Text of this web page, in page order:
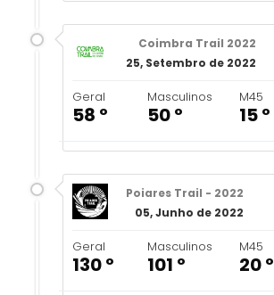
Coimbra Trail 2022
25, Setembro de 2022
Geral
58 º
Masculinos
50 º
M45
15 º
Poiares Trail - 2022
05, Junho de 2022
Geral
130 º
Masculinos
101 º
M45
20 º